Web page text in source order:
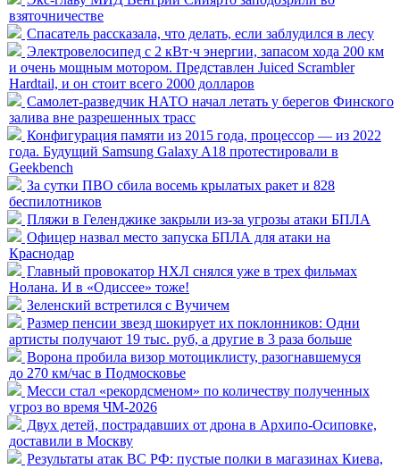
взяточничестве
Спасатель рассказала, что делать, если заблудился в лесу
Электровелосипед с 2 кВт·ч энергии, запасом хода 200 км
и очень мощным мотором. Представлен Juiced Scrambler
Hardtail, и он стоит всего 2000 долларов
Самолет-разведчик НАТО начал летать у берегов Финского
залива вне разрешенных трасс
Конфигурация памяти из 2015 года, процессор — из 2022
года. Будущий Samsung Galaxy A18 протестировали в
Geekbench
За сутки ПВО сбила восемь крылатых ракет и 828
беспилотников
Пляжи в Геленджике закрыли из-за угрозы атаки БПЛА
Офицер назвал место запуска БПЛА для атаки на
Краснодар
Главный провокатор НХЛ снялся уже в трех фильмах
Нолана. И в «Одиссее» тоже!
Зеленский встретился с Вучичем
Размер пенсии звезд шокирует их поклонников: Одни
артисты получают 19 тыс. руб, а другие в 3 раза больше
Ворона пробила визор мотоциклисту, разогнавшемуся
до 270 км/час в Подмосковье
Месси стал «рекордсменом» по количеству полученных
угроз во время ЧМ-2026
Двух детей, пострадавших от дрона в Архипо-Осиповке,
доставили в Москву
Результаты атак ВС РФ: пустые полки в магазинах Киева,